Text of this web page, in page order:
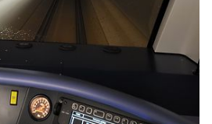
Schließen
zuweitergeleitet